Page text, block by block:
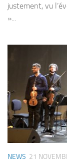
justement, vu
»...
NEWS 21